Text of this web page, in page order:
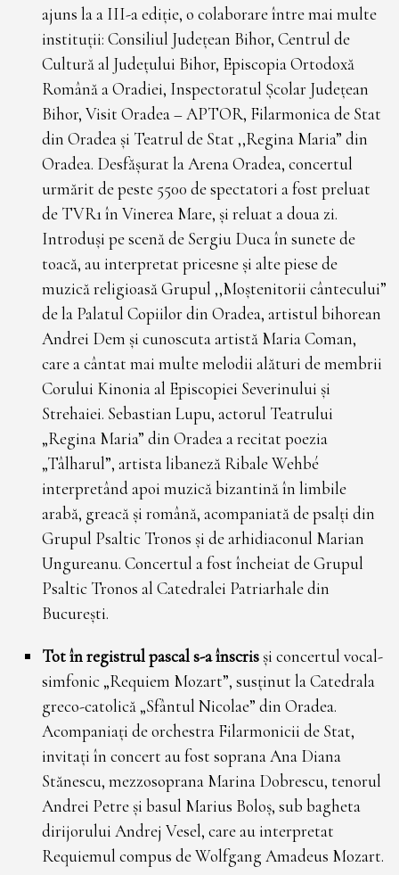
ajuns la a III-a ediție, o colaborare între mai multe
instituții: Consiliul Județean Bihor, Centrul de
Cultură al Județului Bihor, Episcopia Ortodoxă
Română a Oradiei, Inspectoratul Școlar Județean
Bihor, Visit Oradea – APTOR, Filarmonica de Stat
din Oradea și Teatrul de Stat ,,Regina Maria” din
Oradea. Desfășurat la Arena Oradea, concertul
urmărit de peste 5500 de spectatori a fost preluat
de TVR1 în Vinerea Mare, și reluat a doua zi.
Introduși pe scenă de Sergiu Duca în sunete de
toacă, au interpretat pricesne și alte piese de
muzică religioasă Grupul ,,Moștenitorii cântecului”
de la Palatul Copiilor din Oradea, artistul bihorean
Andrei Dem și cunoscuta artistă Maria Coman,
care a cântat mai multe melodii alături de membrii
Corului Kinonia al Episcopiei Severinului și
Strehaiei. Sebastian Lupu, actorul Teatrului
„Regina Maria” din Oradea a recitat poezia
„Tâlharul”, artista libaneză Ribale Wehbé
interpretând apoi muzică bizantină în limbile
arabă, greacă și română, acompaniată de psalți din
Grupul Psaltic Tronos și de arhidiaconul Marian
Ungureanu. Concertul a fost încheiat de Grupul
Psaltic Tronos al Catedralei Patriarhale din
București.
Tot în registrul pascal s-a înscris și concertul vocal-
simfonic „Requiem Mozart”, susținut la Catedrala
greco-catolică „Sfântul Nicolae” din Oradea.
Acompaniați de orchestra Filarmonicii de Stat,
invitați în concert au fost soprana Ana Diana
Stănescu, mezzoso­prana Marina Dobrescu, tenorul
Andrei Petre și basul Marius Boloș, sub bagheta
dirijorului Andrej Vesel, care au interpretat
Requiemul compus de Wolfgang Amadeus Mozart.